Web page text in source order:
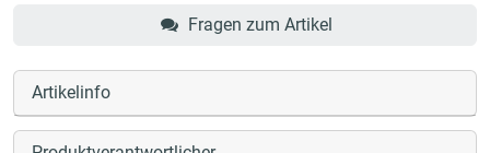
Fragen zum Artikel
Artikelinfo